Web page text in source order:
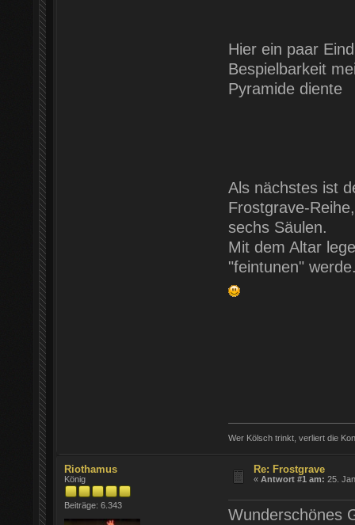
Hier ein paar
Bespielbarkeit
Pyramide diente
Als nächstes ist
Frostgrave-
sechs Säulen.
Mit dem Altar
"feintunen"
Wer Kölsch trinkt, verliert die
Riothamus
König
Beiträge: 6.343
Re: Frostgrave
«Antwort #1 am: 25.
Wunderschönes